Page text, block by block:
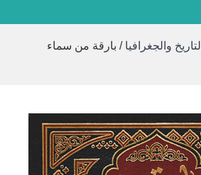
التاريخ والجغرافيا / بارقة من سماء